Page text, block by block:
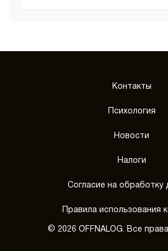
Контакты
Психология
Новости
Налоги
Согласие на обработку
Правила использования
© 2026 OFFNALOG. Все